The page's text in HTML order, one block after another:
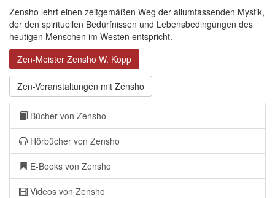
Zensho lehrt einen zeitgemäßen Weg der allumfassenden Mystik,
der den spirituellen Bedürfnissen und Lebensbedingungen des
heutigen Menschen im Westen entspricht.
Zen-Meister Zensho W. Kopp
Zen-Veranstaltungen mit Zensho
Bücher von Zensho
Hörbücher von Zensho
E-Books von Zensho
Videos von Zensho